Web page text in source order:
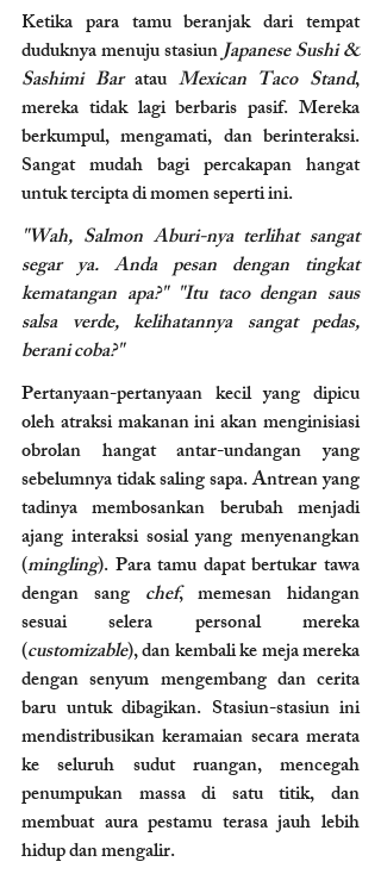
Ketika para tamu beranjak dari tempat
duduknya menuju stasiun Japanese Sushi &
Sashimi Bar atau Mexican Taco Stand,
mereka tidak lagi berbaris pasif. Mereka
berkumpul, mengamati, dan berinteraksi.
Sangat mudah bagi percakapan hangat
untuk tercipta di momen seperti ini.
"Wah, Salmon Aburi-nya terlihat sangat
segar ya. Anda pesan dengan tingkat
kematangan apa?" "Itu taco dengan saus
salsa verde, kelihatannya sangat pedas,
berani coba?"
Pertanyaan-pertanyaan kecil yang dipicu
oleh atraksi makanan ini akan menginisiasi
obrolan hangat antar-undangan yang
sebelumnya tidak saling sapa. Antrean yang
tadinya membosankan berubah menjadi
ajang interaksi sosial yang menyenangkan
(mingling). Para tamu dapat bertukar tawa
dengan sang chef, memesan hidangan
sesuai selera personal mereka
(customizable), dan kembali ke meja mereka
dengan senyum mengembang dan cerita
baru untuk dibagikan. Stasiun-stasiun ini
mendistribusikan keramaian secara merata
ke seluruh sudut ruangan, mencegah
penumpukan massa di satu titik, dan
membuat aura pestamu terasa jauh lebih
hidup dan mengalir.